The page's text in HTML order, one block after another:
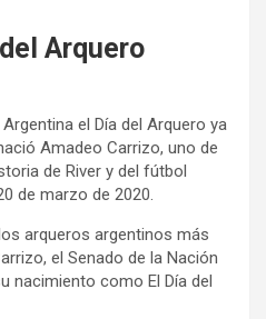
Arquero
el Día del Arquero ya
Amadeo Carrizo, uno de
de River y del fútbol
de marzo de 2020.
arqueros argentinos más
el Senado de la Nación
nacimiento como El Día del